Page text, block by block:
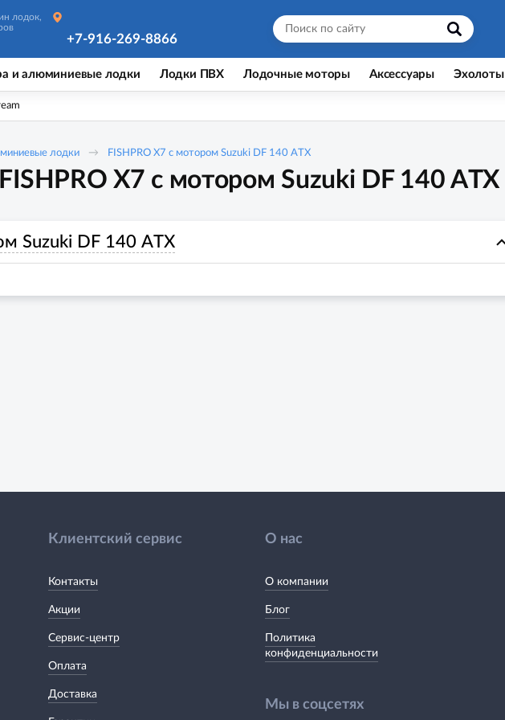
лодок,
+7-916-269-8866
и алюминиевые лодки Лодки ПВХ Лодочные моторы Аксессуары Эхолоты
лодки FISHPRO X7 с мотором Suzuki DF 140 ATX
X7 с мотором Suzuki DF 140 ATX
Suzuki DF 140 ATX
Клиентский сервис
Контакты
Акции
Сервис-центр
Оплата
Доставка
О нас
О компании
Блог
Политика
конфиденциальности
Мы в соцсетях